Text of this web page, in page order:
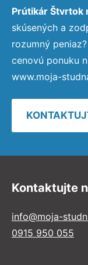
Prútikár Štvrtok
skúsených a
rozumný
cenovú ponuku
www.moja-
Kontaktujte
info@moja-
0915 950 055